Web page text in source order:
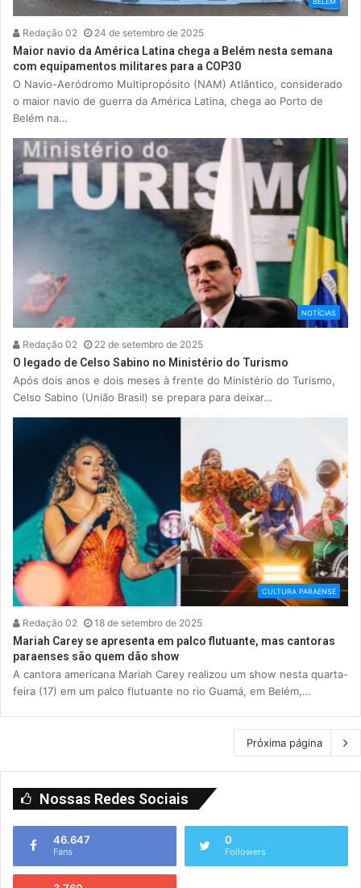
Redação 02 24 de setembro de 2025
Maior navio da América Latina chega a Belém nesta semana
com equipamentos militares para a COP30
O Navio-Aeródromo Multipropósito (NAM) Atlântico, considerado
o maior navio de guerra da América Latina, chega ao Porto de
Belém na…
NOTÍCIAS
Redação 02 22 de setembro de 2025
O legado de Celso Sabino no Ministério do Turismo
Após dois anos e dois meses à frente do Ministério do Turismo,
Celso Sabino (União Brasil) se prepara para deixar…
CULTURA PARAENSE
Redação 02 18 de setembro de 2025
Mariah Carey se apresenta em palco flutuante, mas cantoras
paraenses são quem dão show
A cantora americana Mariah Carey realizou um show nesta quarta-
feira (17) em um palco flutuante no rio Guamá, em Belém,…
Próxima página
Nossas Redes Sociais
46.647
Fans
0
Followers